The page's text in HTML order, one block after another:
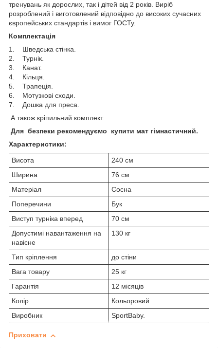
тренувань як дорослих, так і дітей від 2 років. Виріб
розроблений і виготовлений відповідно до високих сучасних
європейських стандартів і вимог ГОСТу.
Комплектація
1. Шведська стінка.
2. Турнік.
3. Канат.
4. Кільця.
5. Трапеція.
6. Мотузкові сходи.
7. Дошка для преса.
А також кріпильний комплект.
Для безпеки рекомендуємо купити мат гімнастичний.
Характеристики:
Висота
240 см
Ширина
76 см
Матеріал
Сосна
Поперечини
Бук
Виступ турніка вперед
70 см
Допустимі навантаження на
навісне
130 кг
Тип кріплення
до стіни
Вага товару
25 кг
Гарантія
12 місяців
Колір
Кольоровий
Виробник
SportBaby.
Приховати